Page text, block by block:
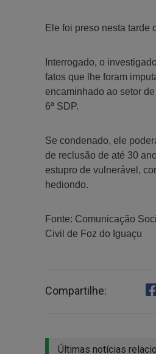
Ele foi preso nesta tarde
Interrogado, o
fatos que lhe foram
encaminhado ao setor
6ª SDP.
Se condenado, ele
de reclusão de até 30
estupro de vulnerável,
hediondo.
Fonte: Comunicação
Civil de Foz do Iguaçu
Compartilhe:
Últimas notícias